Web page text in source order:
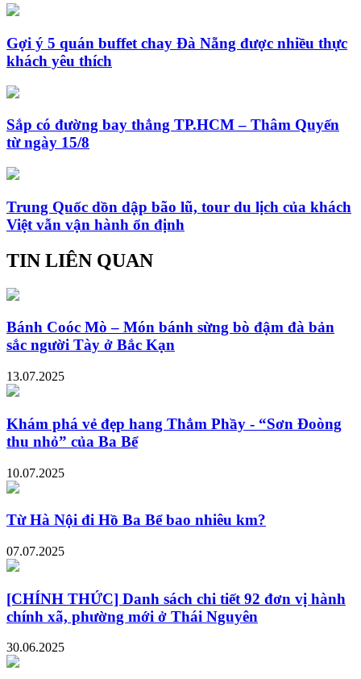
Gợi ý 5 quán buffet chay Đà Nẵng được nhiều thực
khách yêu thích
Sắp có đường bay thẳng TP.HCM – Thâm Quyến
từ ngày 15/8
Trung Quốc dồn dập bão lũ, tour du lịch của khách
Việt vẫn vận hành ổn định
TIN LIÊN QUAN
Bánh Coóc Mò – Món bánh sừng bò đậm đà bản
sắc người Tày ở Bắc Kạn
13.07.2025
Khám phá vẻ đẹp hang Thẳm Phầy - “Sơn Đoòng
thu nhỏ” của Ba Bể
10.07.2025
Từ Hà Nội đi Hồ Ba Bể bao nhiêu km?
07.07.2025
[CHÍNH THỨC] Danh sách chi tiết 92 đơn vị hành
chính xã, phường mới ở Thái Nguyên
30.06.2025